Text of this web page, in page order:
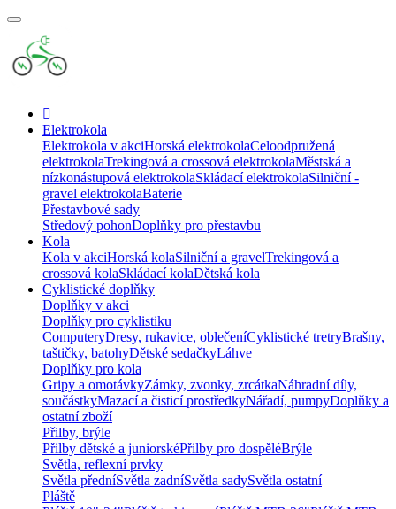
Elektrokola
Elektrokola v akciHorská elektrokolaCeloodpružená
elektrokolaTrekingová a crossová elektrokolaMěstská a
nízkonástupová elektrokolaSkládací elektrokolaSilniční -
gravel elektrokolaBaterie
Přestavbové sady
Středový pohonDoplňky pro přestavbu
Kola
Kola v akciHorská kolaSilniční a gravelTrekingová a
crossová kolaSkládací kolaDětská kola
Cyklistické doplňky
Doplňky v akci
Doplňky pro cyklistiku
ComputeryDresy, rukavice, oblečeníCyklistické tretryBrašny,
taštičky, batohyDětské sedačkyLáhve
Doplňky pro kola
Gripy a omotávkyZámky, zvonky, zrcátkaNáhradní díly,
součástkyMazací a čisticí prostředkyNářadí, pumpyDoplňky a
ostatní zboží
Přilby, brýle
Přilby dětské a juniorskéPřilby pro dospěléBrýle
Světla, reflexní prvky
Světla předníSvětla zadníSvětla sadySvětla ostatní
Pláště